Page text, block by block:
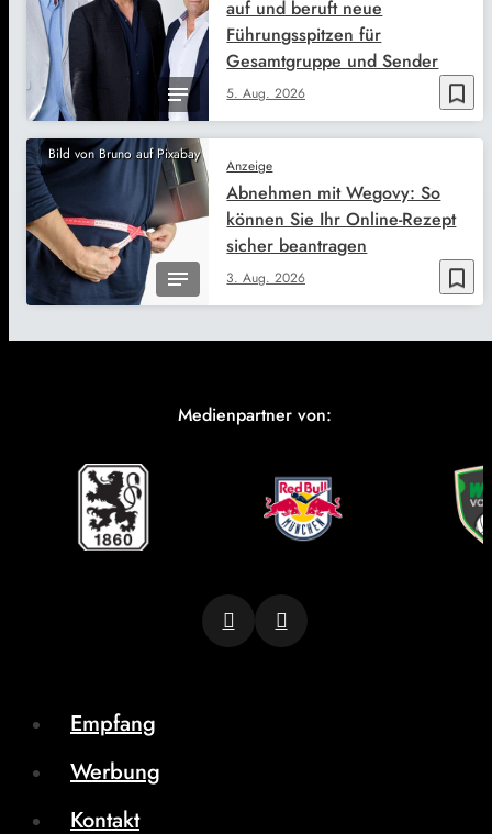
bookmark_border
5. Aug. 2026
auf und beruft neue
Führungsspitzen für
Gesamtgruppe und Sender
Bild von Bruno auf Pixabay
bookmark_border
Anzeige
3. Aug. 2026
Abnehmen mit Wegovy: So
können Sie Ihr Online-Rezept
sicher beantragen
Medienpartner von:
Empfang
Werbung
Kontakt